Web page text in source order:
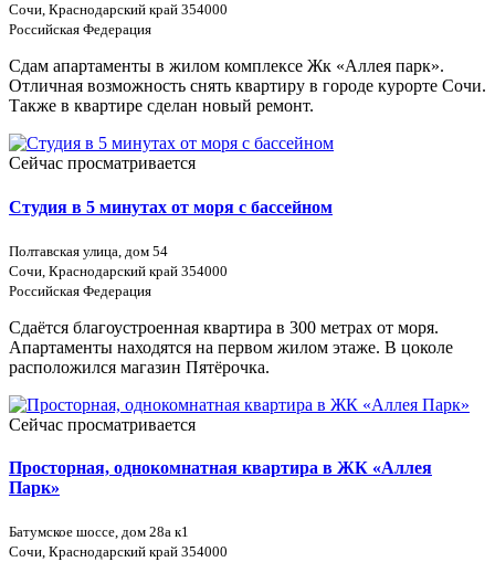
Сочи, Краснодарский край 354000
Российская Федерация
Сдам апартаменты в жилом комплексе Жк «Аллея парк».
Отличная возможность снять квартиру в городе курорте Сочи.
Также в квартире сделан новый ремонт.
Сейчас просматривается
Студия в 5 минутах от моря с бассейном
Полтавская улица, дом 54
Сочи, Краснодарский край 354000
Российская Федерация
Сдаётся благоустроенная квартира в 300 метрах от моря.
Апартаменты находятся на первом жилом этаже. В цоколе
расположился магазин Пятёрочка.
Сейчас просматривается
Просторная, однокомнатная квартира в ЖК «Аллея
Парк»
Батумское шоссе, дом 28а к1
Сочи, Краснодарский край 354000